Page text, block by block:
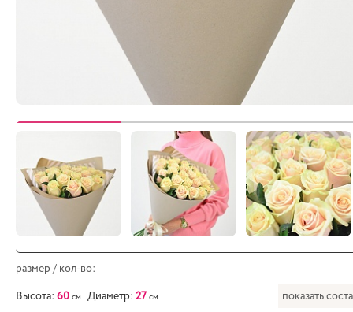
размер / кол-во:
Высота: 60 см Диаметр: 27 см показать